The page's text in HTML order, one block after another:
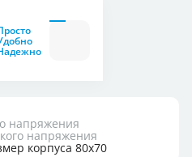
напряжения
напряжения
корпуса 80x70